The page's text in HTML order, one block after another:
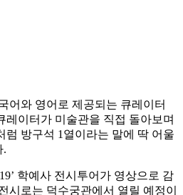
어와 영어로 제공되는 큐레이터
레이터가 미술관을 직접 돌아보며
럼 방구석 1열이라는 말에 딱 어울
.
학예사 전시투어가 영상으로 감
시로는 덕수궁관에서 열릴 예정이